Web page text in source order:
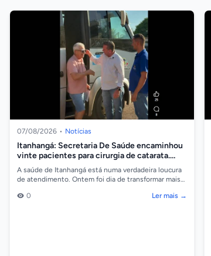
07/08/2026 • Notícias
Itanhangá: Secretaria De Saúde encaminhou
vinte pacientes para cirurgia de catarata.
Vídeo
A saúde de Itanhangá está numa verdadeira loucura
de atendimento. Ontem foi dia de transformar mais
0
Ler mais →